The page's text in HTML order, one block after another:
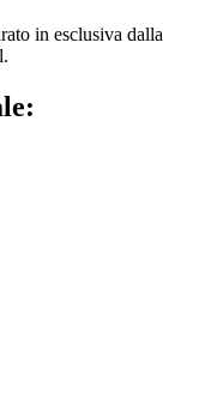
in esclusiva dalla